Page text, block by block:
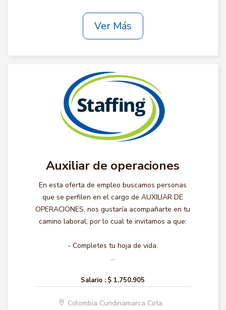
Ver Más
Auxiliar de operaciones
En esta oferta de empleo buscamos personas
que se perfilen en el cargo de AUXILIAR DE
OPERACIONES, nos gustaría acompañarte en tu
camino laboral, por lo cual te invitamos a que:
- Completes tu hoja de vida.
...
Salario : $ 1.750.905
Colombia Cundinamarca Cota